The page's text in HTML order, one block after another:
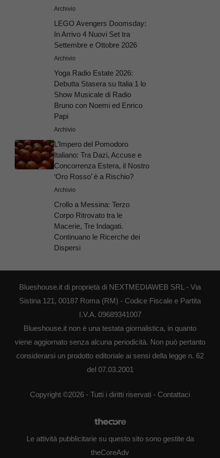
Archivio
LEGO Avengers Doomsday:
In Arrivo 4 Nuovi Set tra
Settembre e Ottobre 2026
Archivio
Yoga Radio Estate 2026:
Debutta Stasera su Italia 1 lo
Show Musicale di Radio
Bruno con Noemi ed Enrico
Papi
Archivio
L’Impero del Pomodoro
Italiano: Tra Dazi, Accuse e
Concorrenza Estera, il Nostro
‘Oro Rosso’ è a Rischio?
Archivio
Crollo a Messina: Terzo
Corpo Ritrovato tra le
Macerie, Tre Indagati.
Continuano le Ricerche dei
Dispersi
Blueshouse.it di proprietà di NEXTMEDIAWEB SRL - Via
Sistina 121, 00187 Roma (RM) - Codice Fiscale e Partita
I.V.A. 09689341007
Blueshouse.it non è una testata giornalistica, in quanto
viene aggiornato senza alcuna periodicità. Non può pertanto
considerarsi un prodotto editoriale ai sensi della legge n. 62
del 07.03.2001
Copyright ©2026 - Tutti i diritti riservati - Contattaci
Le attività pubblicitarie su questo sito sono gestite da
theCoreAdv